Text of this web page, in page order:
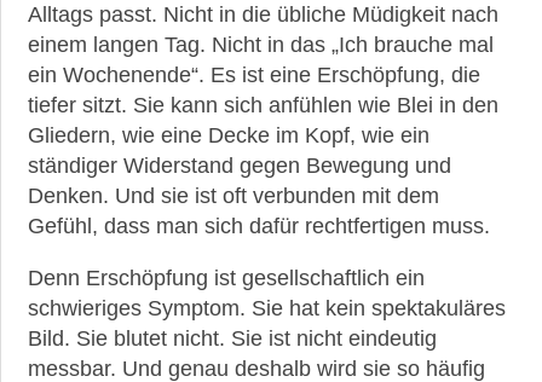
Alltags passt. Nicht in die übliche Müdigkeit nach
einem langen Tag. Nicht in das „Ich brauche mal
ein Wochenende“. Es ist eine Erschöpfung, die
tiefer sitzt. Sie kann sich anfühlen wie Blei in den
Gliedern, wie eine Decke im Kopf, wie ein
ständiger Widerstand gegen Bewegung und
Denken. Und sie ist oft verbunden mit dem
Gefühl, dass man sich dafür rechtfertigen muss.
Denn Erschöpfung ist gesellschaftlich ein
schwieriges Symptom. Sie hat kein spektakuläres
Bild. Sie blutet nicht. Sie ist nicht eindeutig
messbar. Und genau deshalb wird sie so häufig